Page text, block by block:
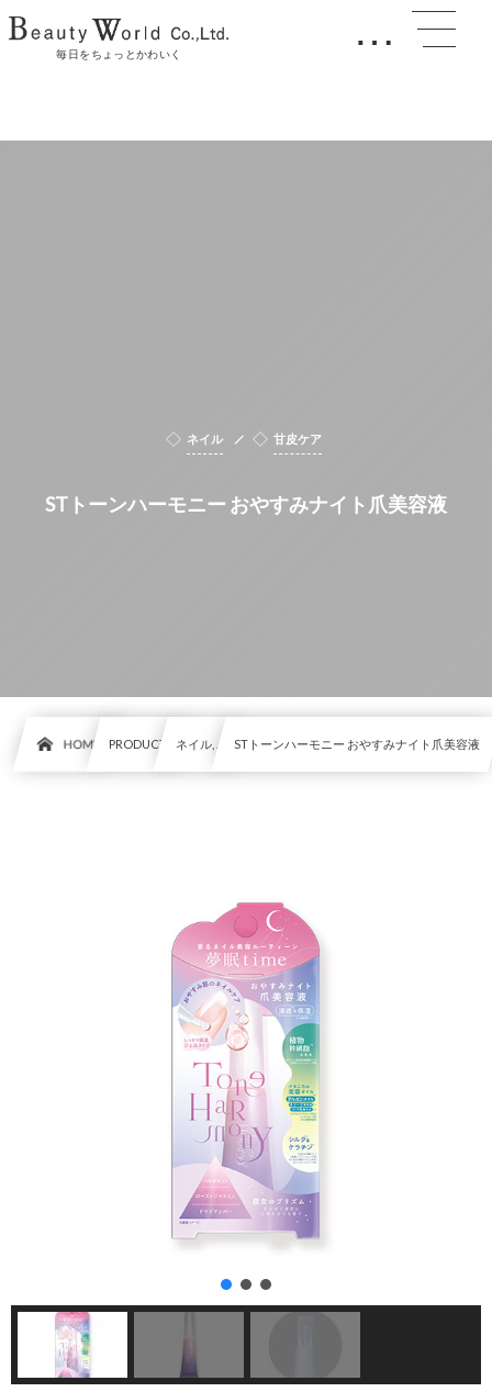
毎日をちょっとかわいく …
ネイル 甘皮ケア
STトーンハーモニー おやすみナイト爪美容液
HOME PRODUCT ネイル, … STトーンハーモニー おやすみナイト爪美容液